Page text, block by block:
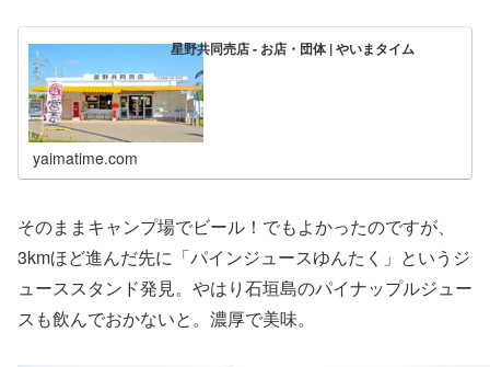
星野共同売店 - お店・団体 | やいまタイム
yaimatime.com
そのままキャンプ場でビール！でもよかったのですが、
3kmほど進んだ先に「パインジュースゆんたく」というジ
ューススタンド発見。やはり石垣島のパイナップルジュー
スも飲んでおかないと。濃厚で美味。